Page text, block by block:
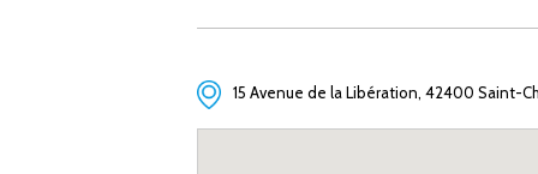
15 Avenue de la Libération, 42400 Saint-